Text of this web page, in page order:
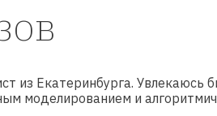
из Екатеринбурга. Увлекаюсь
моделированием и